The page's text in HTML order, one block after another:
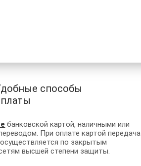
способы
банковской картой, наличными или
При оплате картой передача
по закрытым
высшей степени защиты.